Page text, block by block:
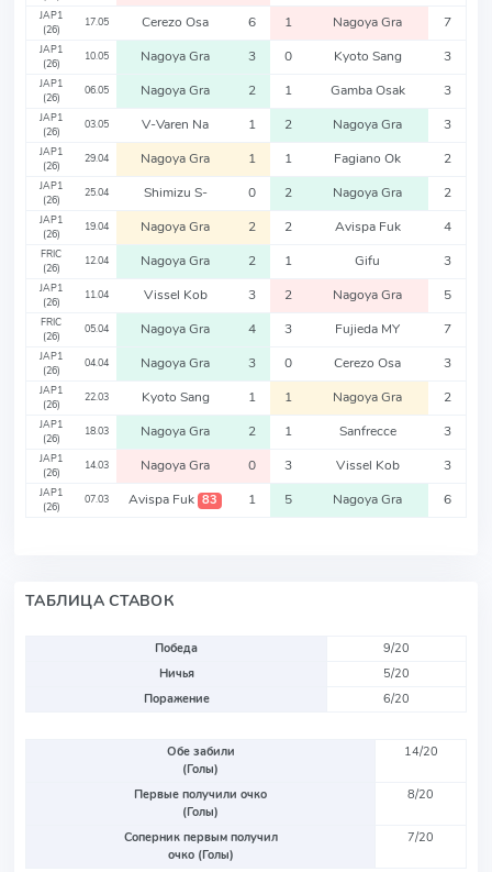
JAP1
(26)
17.05 Cerezo Osa 6 1 Nagoya Gra 7
JAP1
(26)
10.05 Nagoya Gra 3 0 Kyoto Sang 3
JAP1
(26)
06.05 Nagoya Gra 2 1 Gamba Osak 3
JAP1
(26)
03.05 V-Varen Na 1 2 Nagoya Gra 3
JAP1
(26)
29.04 Nagoya Gra 1 1 Fagiano Ok 2
JAP1
(26)
25.04 Shimizu S- 0 2 Nagoya Gra 2
JAP1
(26)
19.04 Nagoya Gra 2 2 Avispa Fuk 4
FRIC
(26)
12.04 Nagoya Gra 2 1 Gifu 3
JAP1
(26)
11.04 Vissel Kob 3 2 Nagoya Gra 5
FRIC
(26)
05.04 Nagoya Gra 4 3 Fujieda MY 7
JAP1
(26)
04.04 Nagoya Gra 3 0 Cerezo Osa 3
JAP1
(26)
22.03 Kyoto Sang 1 1 Nagoya Gra 2
JAP1
(26)
18.03 Nagoya Gra 2 1 Sanfrecce 3
JAP1
(26)
14.03 Nagoya Gra 0 3 Vissel Kob 3
JAP1
(26)
07.03 Avispa Fuk 83 1 5 Nagoya Gra 6
ТАБЛИЦА СТАВОК
Победа
9/20
Ничья
5/20
Поражение
6/20
Обе забили
(Голы)
14/20
Первые получили очко
(Голы)
8/20
Соперник первым получил
очко (Голы)
7/20